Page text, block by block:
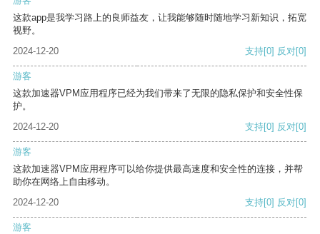
这款app是我学习路上的良师益友，让我能够随时随地学习新知识，拓宽
视野。
2024-12-20
支持[0] 反对[0]
游客
这款加速器VPM应用程序已经为我们带来了无限的隐私保护和安全性保
护。
2024-12-20
支持[0] 反对[0]
游客
这款加速器VPM应用程序可以给你提供最高速度和安全性的连接，并帮
助你在网络上自由移动。
2024-12-20
支持[0] 反对[0]
游客